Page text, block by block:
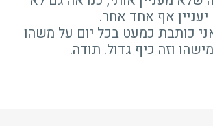
יעניין אף אחד אחר.
כותבת כמעט בכל יום על משהו
וזה כיף גדול. תודה.